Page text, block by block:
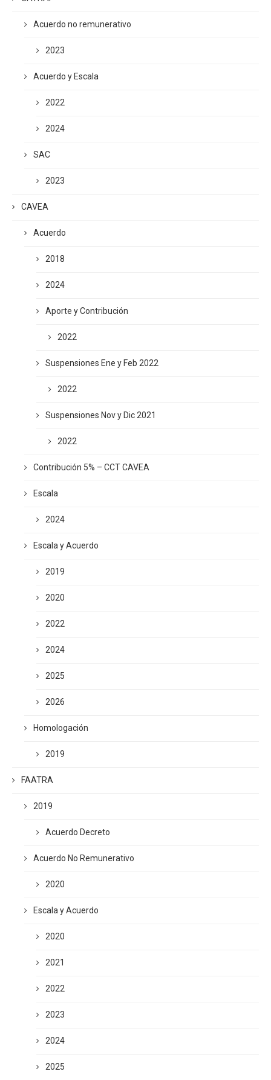
Acuerdo no remunerativo
2023
Acuerdo y Escala
2022
2024
SAC
2023
CAVEA
Acuerdo
2018
2024
Aporte y Contribución
2022
Suspensiones Ene y Feb 2022
2022
Suspensiones Nov y Dic 2021
2022
Contribución 5% – CCT CAVEA
Escala
2024
Escala y Acuerdo
2019
2020
2022
2024
2025
2026
Homologación
2019
FAATRA
2019
Acuerdo Decreto
Acuerdo No Remunerativo
2020
Escala y Acuerdo
2020
2021
2022
2023
2024
2025